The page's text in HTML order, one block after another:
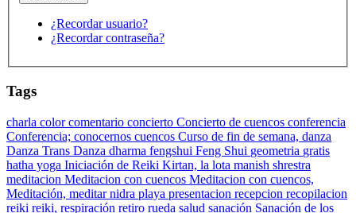
¿Recordar usuario?
¿Recordar contraseña?
Tags
charla colorcomentario concierto Concierto de cuencos conferencia
Conferencia; conocernos cuencos Curso de fin de semana, danza
Danza Trans Danza dharma fengshui Feng Shui geometria gratis
hatha yoga Iniciación de Reiki Kirtan, la lota manish shrestra
meditacion Meditacion con cuencos Meditacion con cuencos,
Meditación, meditarnidra playa presentacion recepcion recopilacion
reiki reiki, respiración retiro rueda salud sanación Sanación de los